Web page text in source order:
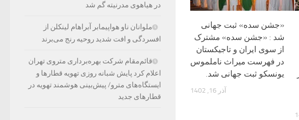
«جشن سده» ثبت جهانی
شد : «جشن سده» مشترک
از سوی ایران و تاجیکستان
در فهرست میراث ناملموس
یونسکو ثبت جهانی شد.
آذر 16, 1402
در هیاهوی مدرنیته گم شد
ملوانان ناو هواپیمابر آبراهام لینکلن از
افسردگی و افت شدید روحیه رنج می‌برند
قائم‌مقام شرکت بهره‌برداری متروی تهران
اعلام کرد پایش شبانه روزی تهویه قطارها و
ایستگاه‌های مترو/ پیش‌بینی هوشمند تهویه در
قطارهای جدید